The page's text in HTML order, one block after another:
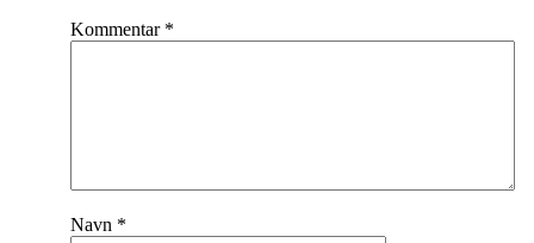
Kommentar *
Navn *